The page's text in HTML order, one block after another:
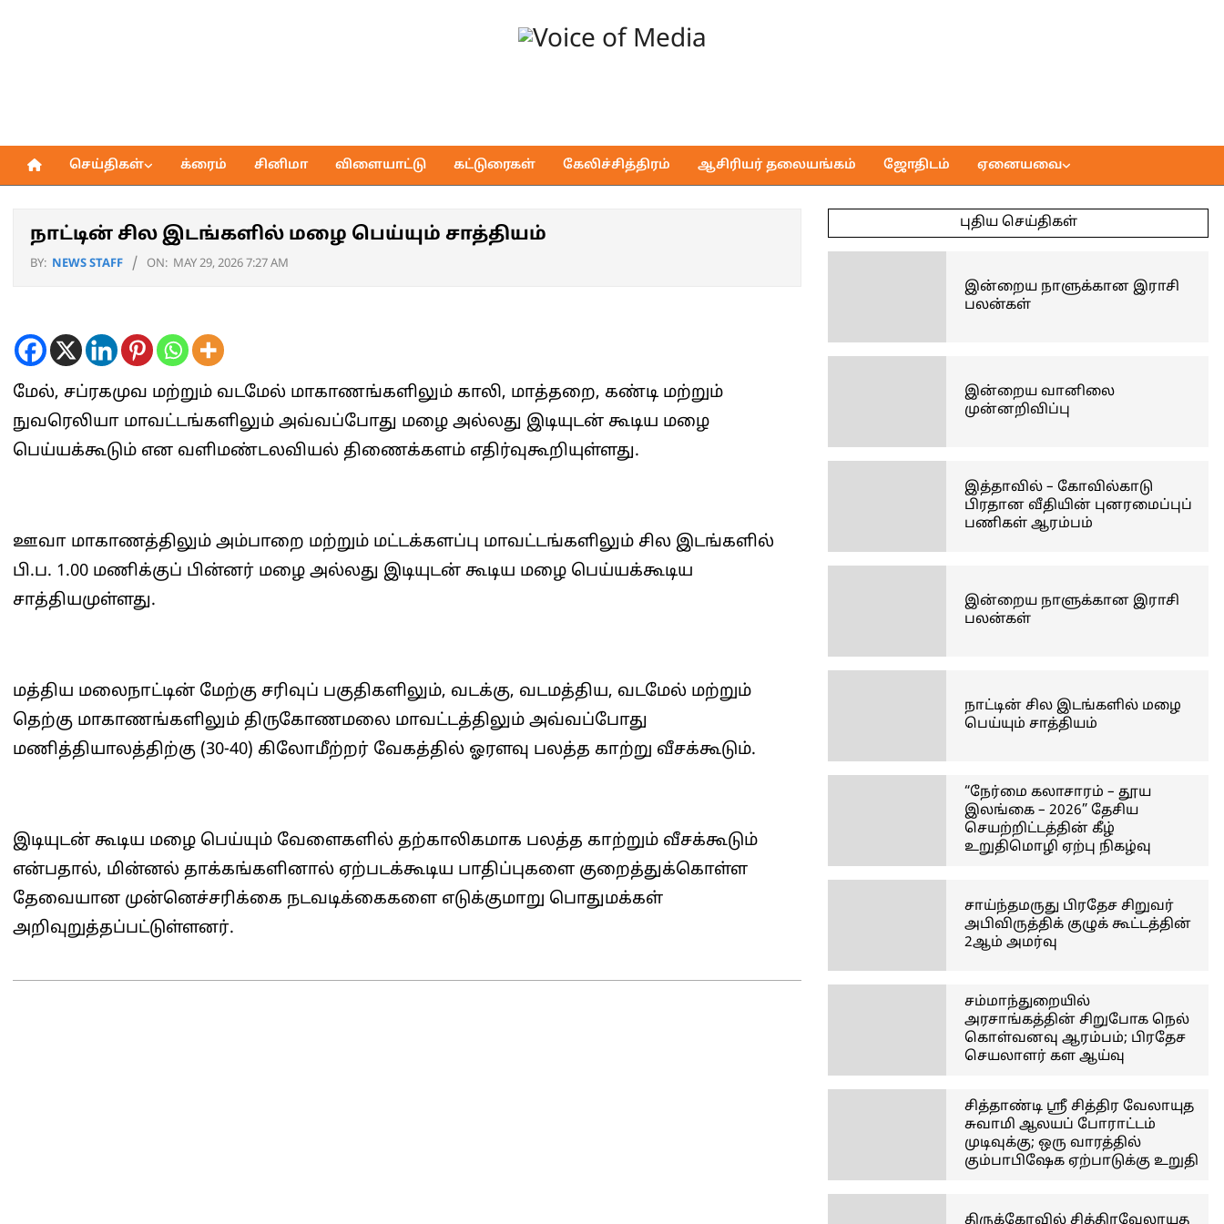
of
Media
Primary
செய்திகள் க்ரைம் சினிமா விளையாட்டு கட்டுரைகள் கேலிச்சித்திரம் ஆசிரியர் தலையங்கம் ஜோதிடம் ஏனையவை
நாட்டின் சில இடங்களில் மழை பெய்யும் சாத்தியம்
BY: NEWS STAFF ON: MAY 29, 2026 7:27 AM
மேல், சப்ரகமுவ மற்றும் வடமேல் மாகாணங்களிலும் காலி, மாத்தறை, கண்டி மற்றும்
நுவரெலியா மாவட்டங்களிலும் அவ்வப்போது மழை அல்லது இடியுடன் கூடிய மழை
பெய்யக்கூடும் என வளிமண்டலவியல் திணைக்களம் எதிர்வுகூறியுள்ளது.
ஊவா மாகாணத்திலும் அம்பாறை மற்றும் மட்டக்களப்பு மாவட்டங்களிலும் சில இடங்களில்
பி.ப. 1.00 மணிக்குப் பின்னர் மழை அல்லது இடியுடன் கூடிய மழை பெய்யக்கூடிய
சாத்தியமுள்ளது.
மத்திய மலைநாட்டின் மேற்கு சரிவுப் பகுதிகளிலும், வடக்கு, வடமத்திய, வடமேல் மற்றும்
தெற்கு மாகாணங்களிலும் திருகோணமலை மாவட்டத்திலும் அவ்வப்போது
மணித்தியாலத்திற்கு (30-40) கிலோமீற்றர் வேகத்தில் ஓரளவு பலத்த காற்று வீசக்கூடும்.
இடியுடன் கூடிய மழை பெய்யும் வேளைகளில் தற்காலிகமாக பலத்த காற்றும் வீசக்கூடும்
என்பதால், மின்னல் தாக்கங்களினால் ஏற்படக்கூடிய பாதிப்புகளை குறைத்துக்கொள்ள
தேவையான முன்னெச்சரிக்கை நடவடிக்கைகளை எடுக்குமாறு பொதுமக்கள்
அறிவுறுத்தப்பட்டுள்ளனர்.
புதிய செய்திகள்
இன்றைய நாளுக்கான இராசி
பலன்கள்
இன்றைய வானிலை
முன்னறிவிப்பு
இத்தாவில் – கோவில்காடு
பிரதான வீதியின் புனரமைப்புப்
பணிகள் ஆரம்பம்
இன்றைய நாளுக்கான இராசி
பலன்கள்
நாட்டின் சில இடங்களில் மழை
பெய்யும் சாத்தியம்
“நேர்மை கலாசாரம் – தூய
இலங்கை – 2026” தேசிய
செயற்றிட்டத்தின் கீழ்
உறுதிமொழி ஏற்பு நிகழ்வு
சாய்ந்தமருது பிரதேச சிறுவர்
அபிவிருத்திக் குழுக் கூட்டத்தின்
2ஆம் அமர்வு
சம்மாந்துறையில்
அரசாங்கத்தின் சிறுபோக நெல்
கொள்வனவு ஆரம்பம்; பிரதேச
செயலாளர் கள ஆய்வு
சித்தாண்டி ஸ்ரீ சித்திர வேலாயுத
சுவாமி ஆலயப் போராட்டம்
முடிவுக்கு; ஒரு வாரத்தில்
கும்பாபிஷேக ஏற்பாடுக்கு உறுதி